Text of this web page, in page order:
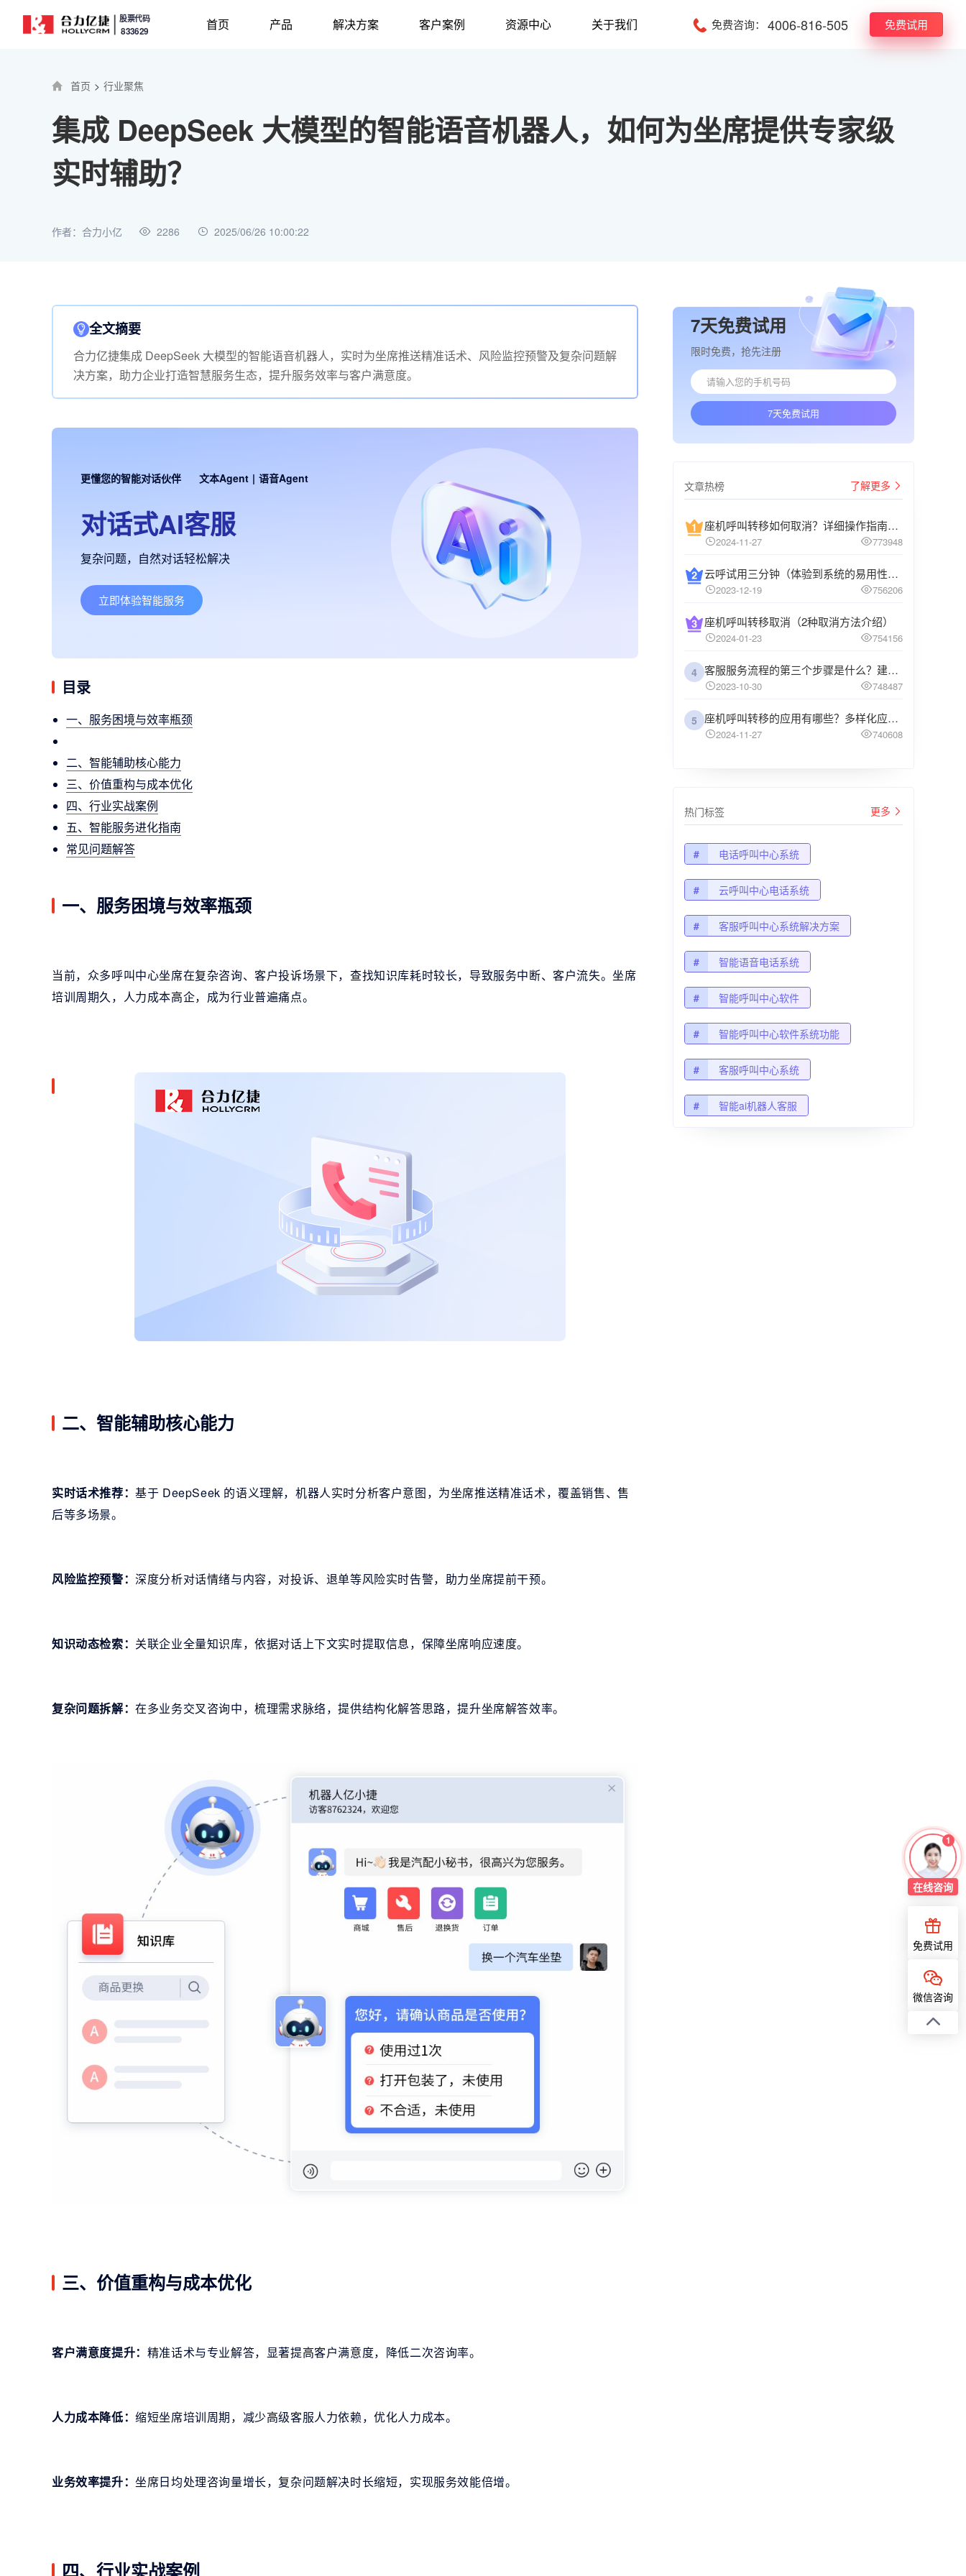
股票代码
833629 首页 产品 解决方案 客户案例 资源中心 关于我们 免费咨询： 4006-816-505 免费试用
首页 > 行业聚焦
集成 DeepSeek 大模型的智能语音机器人，如何为坐席提供专家级
实时辅助？
作者：合力小亿 2286 2025/06/26 10:00:22
全文摘要
合力亿捷集成 DeepSeek 大模型的智能语音机器人，实时为坐席推送精准话术、风险监控预警及复杂问题解
决方案，助力企业打造智慧服务生态，提升服务效率与客户满意度。
更懂您的智能对话伙伴 文本Agent | 语音Agent
对话式AI客服
复杂问题，自然对话轻松解决
立即体验智能服务
目录
一、服务困境与效率瓶颈
二、智能辅助核心能力
三、价值重构与成本优化
四、行业实战案例
五、智能服务进化指南
常见问题解答
一、服务困境与效率瓶颈
当前，众多呼叫中心坐席在复杂咨询、客户投诉场景下，查找知识库耗时较长，导致服务中断、客户流失。坐席
培训周期久，人力成本高企，成为行业普遍痛点。
二、智能辅助核心能力
实时话术推荐：基于 DeepSeek 的语义理解，机器人实时分析客户意图，为坐席推送精准话术，覆盖销售、售
后等多场景。
风险监控预警：深度分析对话情绪与内容，对投诉、退单等风险实时告警，助力坐席提前干预。
知识动态检索： 关联企业全量知识库，依据对话上下文实时提取信息，保障坐席响应速度。
复杂问题拆解：在多业务交叉咨询中，梳理需求脉络，提供结构化解答思路，提升坐席解答效率。
三、价值重构与成本优化
客户满意度提升： 精准话术与专业解答，显著提高客户满意度，降低二次咨询率。
人力成本降低：缩短坐席培训周期，减少高级客服人力依赖，优化人力成本。
业务效率提升：坐席日均处理咨询量增长，复杂问题解决时长缩短，实现服务效能倍增。
四、行业实战案例
7天免费试用
限时免费，抢先注册
7天免费试用
文章热榜 了解更多
座机呼叫转移如何取消？详细操作指南介绍
2024-11-27 773948
云呼试用三分钟（体验到系统的易用性和高效性）
2023-12-19 756206
座机呼叫转移取消（2种取消方法介绍）
2024-01-23 754156
4 客服服务流程的第三个步骤是什么？建议企业阅读
2023-10-30 748487
5 座机呼叫转移的应用有哪些？多样化应用场景解析
2024-11-27 740608
热门标签 更多
# 电话呼叫中心系统
# 云呼叫中心电话系统
# 客服呼叫中心系统解决方案
# 智能语音电话系统
# 智能呼叫中心软件
# 智能呼叫中心软件系统功能
# 客服呼叫中心系统
# 智能ai机器人客服
1
在线咨询
免费试用
微信咨询